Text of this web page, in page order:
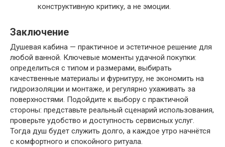
конструктивную критику, а не эмоции.
Заключение
Душевая кабина — практичное и эстетичное решение для
любой ванной. Ключевые моменты удачной покупки:
определиться с типом и размерами, выбирать
качественные материалы и фурнитуру, не экономить на
гидроизоляции и монтаже, и регулярно ухаживать за
поверхностями. Подойдите к выбору с практичной
стороны: представьте реальный сценарий использования,
проверьте удобство и доступность сервисных услуг.
Тогда душ будет служить долго, а каждое утро начнётся
с комфортного и спокойного ритуала.